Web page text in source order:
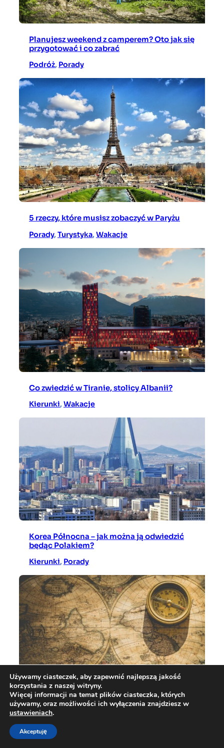
Planujesz weekend z camperem? Oto jak się
przygotować i co zabrać
Podróż, Porady
5 rzeczy, które musisz zobaczyć w Paryżu
Porady, Turystyka, Wakacje
Co zwiedzić w Tiranie, stolicy Albanii?
Kierunki, Wakacje
Korea Północna – jak można ją odwiedzić
będąc Polakiem?
Kierunki, Porady
Kiedy może się przydać kompas?
Podróż
,
Używamy ciasteczek, aby zapewnić najlepszą jakość
korzystania z naszej witryny.
Więcej informacji na temat plików ciasteczka, których
używamy, oraz możliwości ich wyłączenia znajdziesz w
ustawieniach.
Akceptuję